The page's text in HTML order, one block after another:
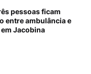
pessoas ficam
entre ambulância e
Jacobina